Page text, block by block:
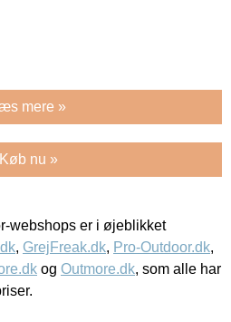
mere »
Køb nu »
webshops er i øjeblikket
, GrejFreak.dk, Pro-Outdoor.dk,
og Outmore.dk, som alle har